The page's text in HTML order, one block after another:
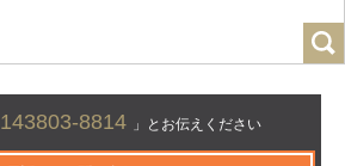
143803-8814 」とお伝えください